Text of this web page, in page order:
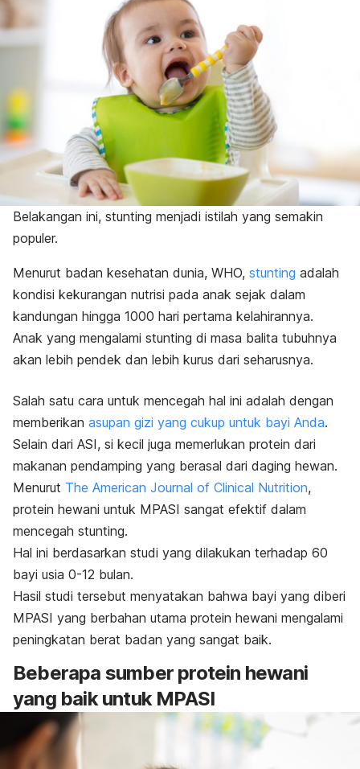
Belakangan ini, stunting menjadi istilah yang semakin
populer.
Menurut badan kesehatan dunia, WHO, stunting adalah
kondisi kekurangan nutrisi pada anak sejak dalam
kandungan hingga 1000 hari pertama kelahirannya.
Anak yang mengalami stunting di masa balita tubuhnya
akan lebih pendek dan lebih kurus dari seharusnya.
Salah satu cara untuk mencegah hal ini adalah dengan
memberikan asupan gizi yang cukup untuk bayi Anda.
Selain dari ASI, si kecil juga memerlukan protein dari
makanan pendamping yang berasal dari daging hewan.
Menurut The American Journal of Clinical Nutrition,
protein hewani untuk MPASI sangat efektif dalam
mencegah stunting.
Hal ini berdasarkan studi yang dilakukan terhadap 60
bayi usia 0-12 bulan.
Hasil studi tersebut menyatakan bahwa bayi yang diberi
MPASI yang berbahan utama protein hewani mengalami
peningkatan berat badan yang sangat baik.
Beberapa sumber protein hewani
yang baik untuk MPASI